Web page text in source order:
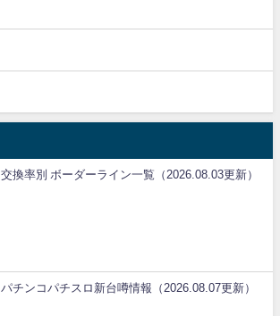
交換率別 ボーダーライン一覧（2026.08.03更新）
パチンコパチスロ新台噂情報（2026.08.07更新）